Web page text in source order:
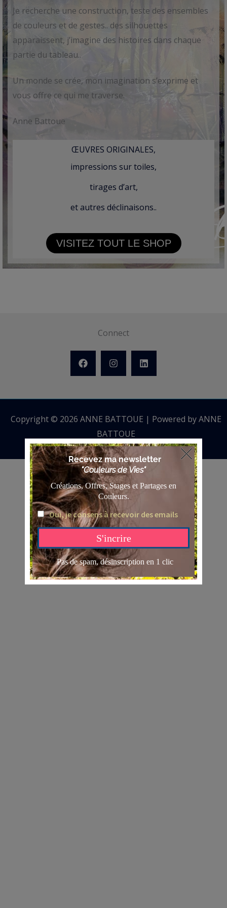
Je recherche une construction, teste des ensembles
de couleurs et de gestes.. des silhouettes
apparaissent, j’imagine des histoires dans chaque
partie du tableau..
Un monde se crée, mon imagination s’exprime et
vous offre ce qui me traverse.
Anne Battoue
ŒUVRES ORIGINALES,
impressions sur toiles,
tirages d’art,
et autres déclinaisons..
VISITEZ TOUT LE SHOP
Connect
Copyright © 2026 ANNE BATTOUE | Powered by ANNE
BATTOUE